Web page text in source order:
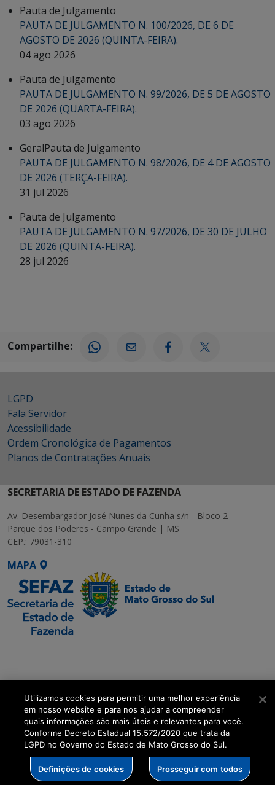
Pauta de Julgamento
PAUTA DE JULGAMENTO N. 100/2026, DE 6 DE
AGOSTO DE 2026 (QUINTA-FEIRA).
04 ago 2026
Pauta de Julgamento
PAUTA DE JULGAMENTO N. 99/2026, DE 5 DE AGOSTO
DE 2026 (QUARTA-FEIRA).
03 ago 2026
GeralPauta de Julgamento
PAUTA DE JULGAMENTO N. 98/2026, DE 4 DE AGOSTO
DE 2026 (TERÇA-FEIRA).
31 jul 2026
Pauta de Julgamento
PAUTA DE JULGAMENTO N. 97/2026, DE 30 DE JULHO
DE 2026 (QUINTA-FEIRA).
28 jul 2026
Compartilhe:
LGPD
Fala Servidor
Acessibilidade
Ordem Cronológica de Pagamentos
Planos de Contratações Anuais
SECRETARIA DE ESTADO DE FAZENDA
Av. Desembargador José Nunes da Cunha s/n - Bloco 2
Parque dos Poderes - Campo Grande | MS
CEP.: 79031-310
MAPA
Transformação Digital
get_footer();
Utilizamos cookies para permitir uma melhor experiência
em nosso website e para nos ajudar a compreender
quais informações são mais úteis e relevantes para você.
Conforme Decreto Estadual 15.572/2020 que trata da
LGPD no Governo do Estado de Mato Grosso do Sul.
Definições de cookies Prosseguir com todos